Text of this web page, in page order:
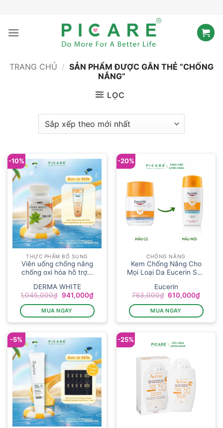
nội
TRANG CHỦ / SẢN PHẨM ĐƯỢC GẮN THẺ “CHỐNG
NẮNG”
LỌC
-10%
THỰC PHẨM BỔ SUNG
Viên uống chống nắng
chống oxi hóa hỗ trợ...
DERMA WHITE
1,045,000₫ Giá
là:
1,045,000₫.
941,000₫Giá
hiện
tại
là:
941,000₫.
MUA NGAY
-20%
CHỐNG NẮNG
Kem Chống Nắng Cho
Mọi Loại Da Eucerin Sun
Eucerin
763,000₫ Giá
là:
763,000₫.
610,000₫Giá
tại
là:
MUA NGAY
-5% -25%